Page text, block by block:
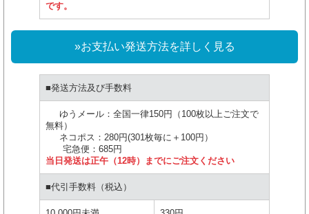
です。
»お支払い発送方法を詳しく見る
■発送方法及び手数料
ゆうメール：全国一律150円（100枚以上ご注文で
無料）
ネコポス：280円(301枚毎に＋100円）
宅急便：685円
当日発送は正午（12時）までにご注文ください
■代引手数料（税込）